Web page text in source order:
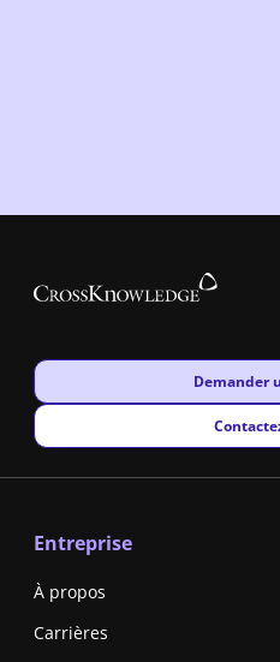
New
Demander
New
Entreprise
À propos
Carrières